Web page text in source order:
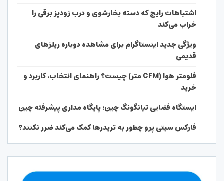
اشتباهات رایج که دسته بخارشوی و درب زودپز برقی را
خراب می‌کند
ویژگی جدید اینستاگرام برای مشاهده دوباره ریلزهای
قدیمی
فلومتر هوا (CFM متر) چیست؟ راهنمای انتخاب، کاربرد و
خرید
ایستگاه فضایی تیانگونگ چین؛ پایگاه مداری پیشرفته چین
فارکس سیتی پرو چطور به تریدرها کمک می‌کند ضرر نکنند؟